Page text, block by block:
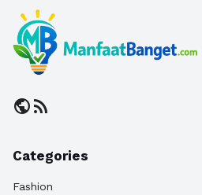
publicrss_feed
Categories
Fashion